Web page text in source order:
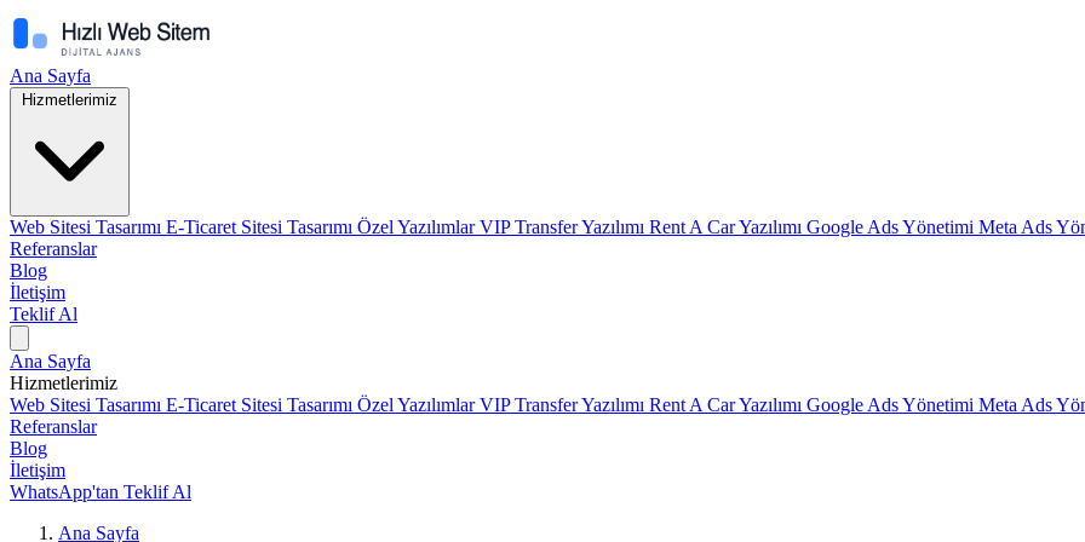
Ana Sayfa
Hizmetlerimiz
Web Sitesi Tasarımı E-Ticaret Sitesi Tasarımı Özel YazılımlarVIP Transfer Yazılımı Rent A Car Yazılımı Google Ads Yönetimi Meta Ads
Referanslar
Blog
İletişim
Teklif Al
Ana Sayfa
Hizmetlerimiz
Web Sitesi Tasarımı E-Ticaret Sitesi Tasarımı Özel YazılımlarVIP Transfer Yazılımı Rent A Car Yazılımı Google Ads Yönetimi Meta Ads
Referanslar
Blog
İletişim
WhatsApp'tan Teklif Al
Ana Sayfa